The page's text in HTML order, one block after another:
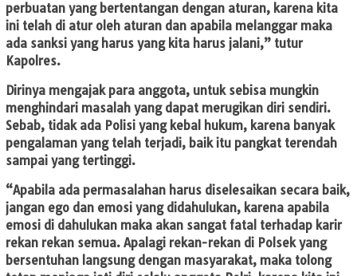
perbuatan yang bertentangan dengan aturan, karena kita
ini telah di atur oleh aturan dan apabila melanggar maka
ada sanksi yang harus yang kita harus jalani,” tutur
Kapolres.
Dirinya mengajak para anggota, untuk sebisa mungkin
menghindari masalah yang dapat merugikan diri sendiri.
Sebab, tidak ada Polisi yang kebal hukum, karena banyak
pengalaman yang telah terjadi, baik itu pangkat terendah
sampai yang tertinggi.
“Apabila ada permasalahan harus diselesaikan secara baik,
jangan ego dan emosi yang didahulukan, karena apabila
emosi di dahulukan maka akan sangat fatal terhadap karir
rekan rekan semua. Apalagi rekan-rekan di Polsek yang
bersentuhan langsung dengan masyarakat, maka tolong